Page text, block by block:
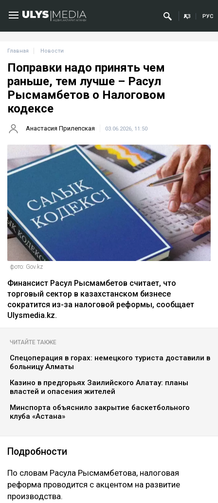
ҚАЗ РУС
Главная Новости
Поправки надо принять чем
раньше, тем лучше – Расул
Рысмамбетов о Налоговом
кодексе
Анастасия Прилепская 03.06.2026, 11:50
фото: Gov.kz
Финансист Расул Рысмамбетов считает, что
торговый сектор в казахстанском бизнесе
сократится из-за налоговой реформы, сообщает
Ulysmedia.kz.
ЧИТАЙТЕ ТАКЖЕ
Спецоперация в горах: немецкого туриста доставили в
больницу Алматы
Казино в предгорьях Заилийского Алатау: планы
властей и опасения жителей
Минспорта объяснило закрытие баскетбольного
клуба «Астана»
Подробности
По словам Расула Рысмамбетова, налоговая
реформа проводится с акцентом на развитие
производства.